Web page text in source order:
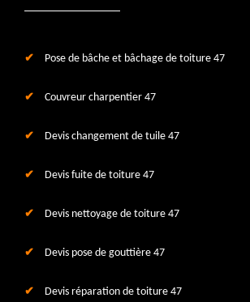
Pose de bâche et bâchage de toiture 47
Couvreur charpentier 47
Devis changement de tuile 47
Devis fuite de toiture 47
Devis nettoyage de toiture 47
Devis pose de gouttière 47
Devis réparation de toiture 47